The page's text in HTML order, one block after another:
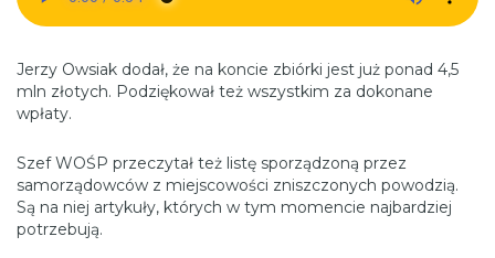
Jerzy Owsiak dodał, że na koncie zbiórki jest już ponad 4,5
mln złotych. Podziękował też wszystkim za dokonane
wpłaty.
Szef WOŚP przeczytał też listę sporządzoną przez
samorządowców z miejscowości zniszczonych powodzią.
Są na niej artykuły, których w tym momencie najbardziej
potrzebują.